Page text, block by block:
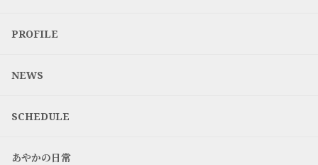
PROFILE
NEWS
SCHEDULE
あやかの日常